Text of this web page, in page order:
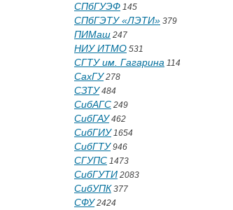
СПбГУЭФ 145
СПбГЭТУ «ЛЭТИ» 379
ПИМаш 247
НИУ ИТМО 531
СГТУ им. Гагарина 114
СахГУ278
СЗТУ484
СибАГС 249
СибГАУ462
СибГИУ1654
СибГТУ946
СГУПС 1473
СибГУТИ 2083
СибУПК 377
СФУ2424